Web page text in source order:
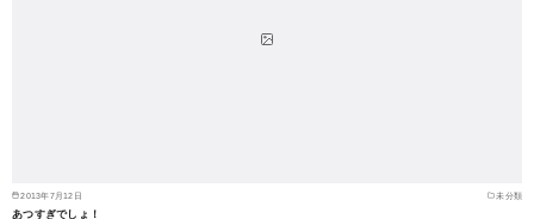
2013年7月12日 未分類
あつすぎでしょ！